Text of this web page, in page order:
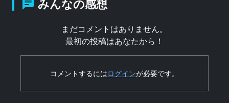
みんなの感想
まだコメントはありません。
最初の投稿はあなたから！
コメントするにはログインが必要です。